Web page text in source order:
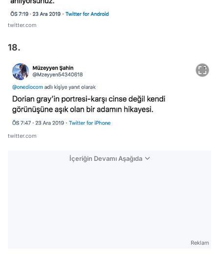
twitter.com
18.
twitter.com
İçeriğin Devamı Aşağıda
Reklam